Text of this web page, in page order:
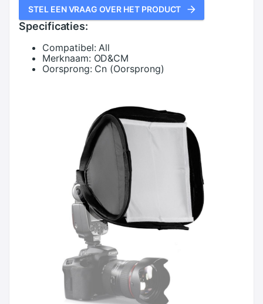
STEL EEN VRAAG OVER HET PRODUCT
Specificaties:
Compatibel: All
Merknaam: OD&CM
Oorsprong: Cn (Oorsprong)